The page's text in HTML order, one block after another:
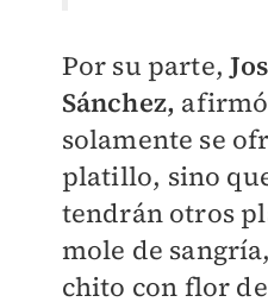
Por su parte,
Sánchez,
solamente se
platillo, sino
tendrán otros
mole de
chito con flor